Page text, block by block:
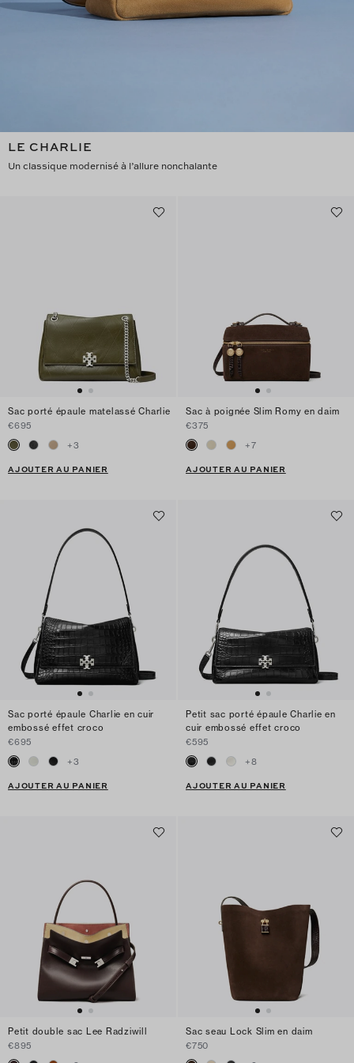
LE CHARLIE
Un classique modernisé à l’allure nonchalante
Sac porté épaule matelassé Charlie
€695
+3
AJOUTER AU PANIER
Sac à poignée Slim Romy en daim
€375
+7
AJOUTER AU PANIER
Sac porté épaule Charlie en cuir
embossé effet croco
€695
+3
AJOUTER AU PANIER
Petit sac porté épaule Charlie en
cuir embossé effet croco
€595
+8
AJOUTER AU PANIER
Petit double sac Lee Radziwill
€895
Sac seau Lock Slim en daim
€750